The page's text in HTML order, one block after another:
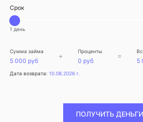
Срок
1 день
Сумма займа
5 000 руб
+ Проценты
0 руб
=
5
Дата возврата: 10.08.2026 г.
ПОЛУЧИТЬ ДЕНЬГИ